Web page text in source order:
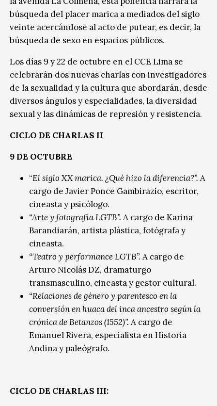
búsqueda del placer marica a mediados del siglo
veinte acercándose al acto de putear, es decir, la
búsqueda de sexo en espacios públicos.
Los días 9 y 22 de octubre en el CCE Lima se
celebrarán dos nuevas charlas con investigadores
de la sexualidad y la cultura que abordarán, desde
diversos ángulos y especialidades, la diversidad
sexual y las dinámicas de represión y resistencia.
CICLO DE CHARLAS II
9 DE OCTUBRE
“El siglo XX marica. ¿Qué hizo la diferencia?”. A
cargo de Javier Ponce Gambirazio, escritor,
cineasta y psicólogo.
“Arte y fotografía LGTB”. A cargo de Karina
Barandiarán, artista plástica, fotógrafa y
cineasta.
“Teatro y performance LGTB”. A cargo de
Arturo Nicolás DZ, dramaturgo
transmasculino, cineasta y gestor cultural.
“Relaciones de género y parentesco en la
conversión en huaca del inca ancestro según la
crónica de Betanzos (1552)”. A cargo de
Emanuel Rivera, especialista en Historia
Andina y paleógrafo.
CICLO DE CHARLAS III: